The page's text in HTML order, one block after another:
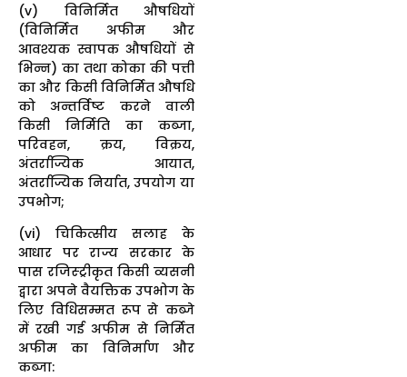
(v) विनिर्मित औषधियों
(विनिर्मित अफीम और
आवश्यक स्वापक औषधियों से
भिन्न) का तथा कोका की पत्ती
का और किसी विनिर्मित औषधि
को अन्तर्विष्ट करने वाली
किसी निर्मिति का कब्जा,
परिवहन, क्रय, विक्रय,
अंतर्राज्यिक आयात,
अंतर्राज्यिक निर्यात, उपयोग या
उपभोग;
(vi) चिकित्सीय सलाह के
आधार पर राज्य सरकार के
पास रजिस्ट्रीकृत किसी व्यसनी
द्वारा अपने वैयक्तिक उपभोग के
लिए विधिसम्मत रूप से कब्जे
में रखी गई अफीम से निर्मित
अफीम का विनिर्माण और
कब्जा: